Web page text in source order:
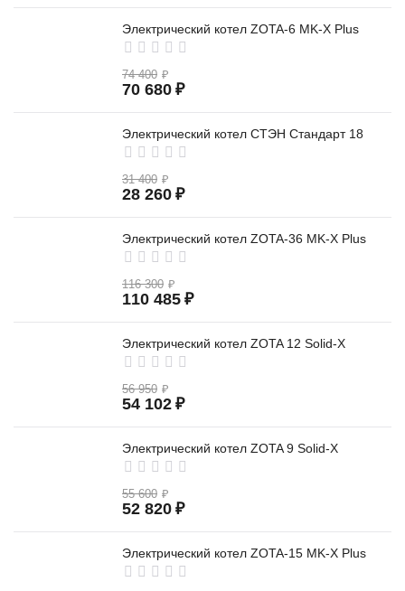
Электрический котел ZOTA-6 MK-X Plus
74 400 ₽
70 680 ₽
Электрический котел СТЭН Стандарт 18
31 400 ₽
28 260 ₽
Электрический котел ZOTA-36 MK-X Plus
116 300 ₽
110 485 ₽
Электрический котел ZOTA 12 Solid-X
56 950 ₽
54 102 ₽
Электрический котел ZOTA 9 Solid-X
55 600 ₽
52 820 ₽
Электрический котел ZOTA-15 MK-X Plus